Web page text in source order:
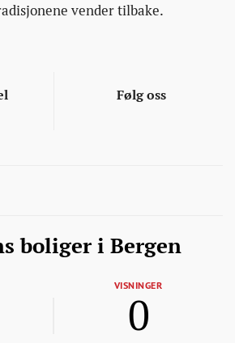
vender tilbake.
Følg oss
boliger i Bergen
VISNINGER
0